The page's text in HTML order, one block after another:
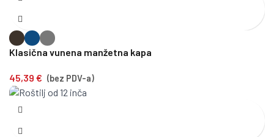
Klasična vunena manžetna kapa
45,39 € (bez PDV-a)